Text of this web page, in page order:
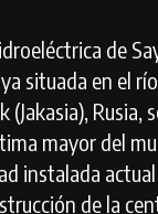
de
situada en el
(Jakasia), Rusia,
mayor del
instalada
de la